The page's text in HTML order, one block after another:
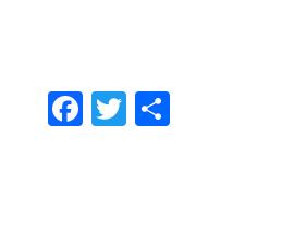
Facebook
Twitter